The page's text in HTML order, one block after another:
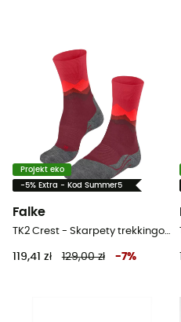
Projekt eko
-5% Extra - Kod Summer5
Falke
TK2 Crest - Skarpety trekkingowe meskie
119,41 zł 129,00 zł -7%